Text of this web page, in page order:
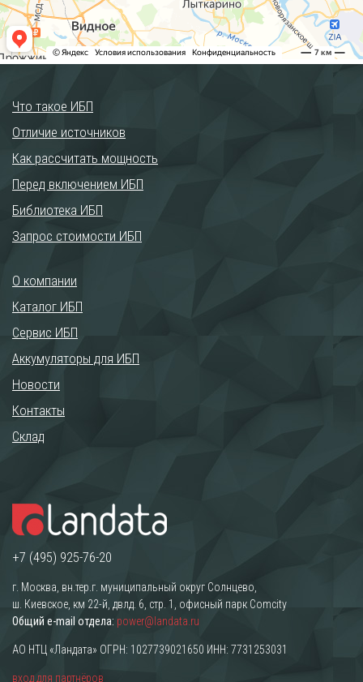
Что такое ИБП
Отличие источников
Как рассчитать мощность
Перед включением ИБП
Библиотека ИБП
Запрос стоимости ИБП
О компании
Каталог ИБП
Сервис ИБП
Аккумуляторы для ИБП
Новости
Контакты
Склад
+7 (495) 925-76-20
г. Москва, вн.тер.г. муниципальный округ Солнцево,
ш. Киевское, км 22-й, двлд. 6, стр. 1, офисный парк Comcity
Общий e-mail отдела: power@landata.ru
АО НТЦ «Ландата» ОГРН: 1027739021650 ИНН: 7731253031
вход для партнёров